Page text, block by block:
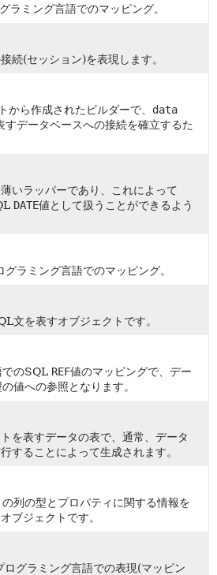
ラミング言語でのマッピング。
続(セッション)を表現します。
から作成されたビルダーで、 data
すデータベースへの接続を確立するた
いラッパーであり、これによって
DATE値として扱うことができるよう
グラミング言語でのマッピング。
文を表すオブジェクトです。
でのSQL REF値のマッピングで、デー
値への参照となります。
を表すデータの表で、通常、データ
することによって生成されます。
列の型とプロパティに関する情報を
ブジェクトです。
グラミング言語での表現(マッピン